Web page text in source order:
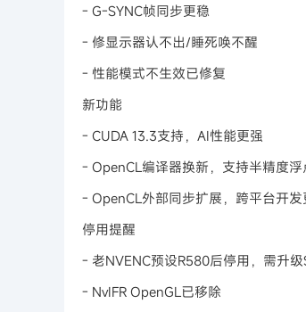
- G-SYNC帧同步更稳
- 修显示器认不出/睡死唤不醒
- 性能模式不生效已修复
新功能
- CUDA 13.3支持，AI性能更强
- OpenCL编译器换新，支持半精度浮
- OpenCL外部同步扩展，跨平台开发
停用提醒
- 老NVENC预设R580后停用，需升级
- NvIFR OpenGL已移除